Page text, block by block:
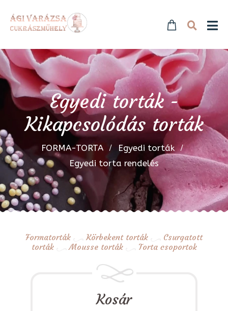
Egyedi torták -
Kikapcsolódás torták
FORMA-TORTA
Egyedi torták
Egyedi torta rendelés
Formatorták Körbekent torták
Csurgatott
torták
Mousse torták Torta csoportok
Kosár